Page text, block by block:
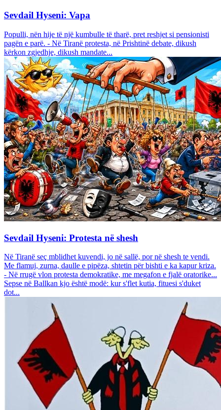
Sevdail Hyseni: Vapa
Populli, nën hije të një kumbulle të tharë, pret reshjet si pensionisti
pagën e parë. - Në Tiranë protesta, në Prishtinë debate, dikush
kërkon zgjedhje, dikush mandate...
Sevdail Hyseni: Protesta në shesh
Në Tiranë seç mblidhet kuvendi, jo në sallë, por në shesh te vendi.
Me flamuj, zurna, daulle e pipëza, shtetin për bishti e ka kapur kriza.
- Në rrugë vlon protesta demokratike, me megafon e fjalë oratorike...
Sepse në Ballkan kjo është modë: kur s'flet kutia, fituesi s'duket
dot...